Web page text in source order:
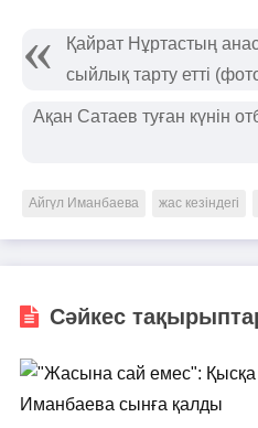
Қайрат Нұртастың
сыйлық тарту етті
Ақан Сатаев туған күнін
Айгүл Иманбаева жас кезіндегі
Сәйкес